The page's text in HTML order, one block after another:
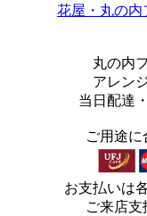
花屋・丸の内
丸の内
アレン
当日配達
ご用途に
お支払いは
ご来店支